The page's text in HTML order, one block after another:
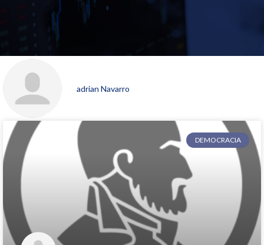
adrian Navarro
DEMOCRACIA